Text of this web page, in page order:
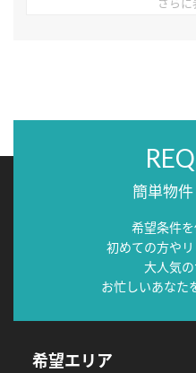
簡単物
希望条件を
初めての方や
大人気の
お忙しいあなた
希望エリア